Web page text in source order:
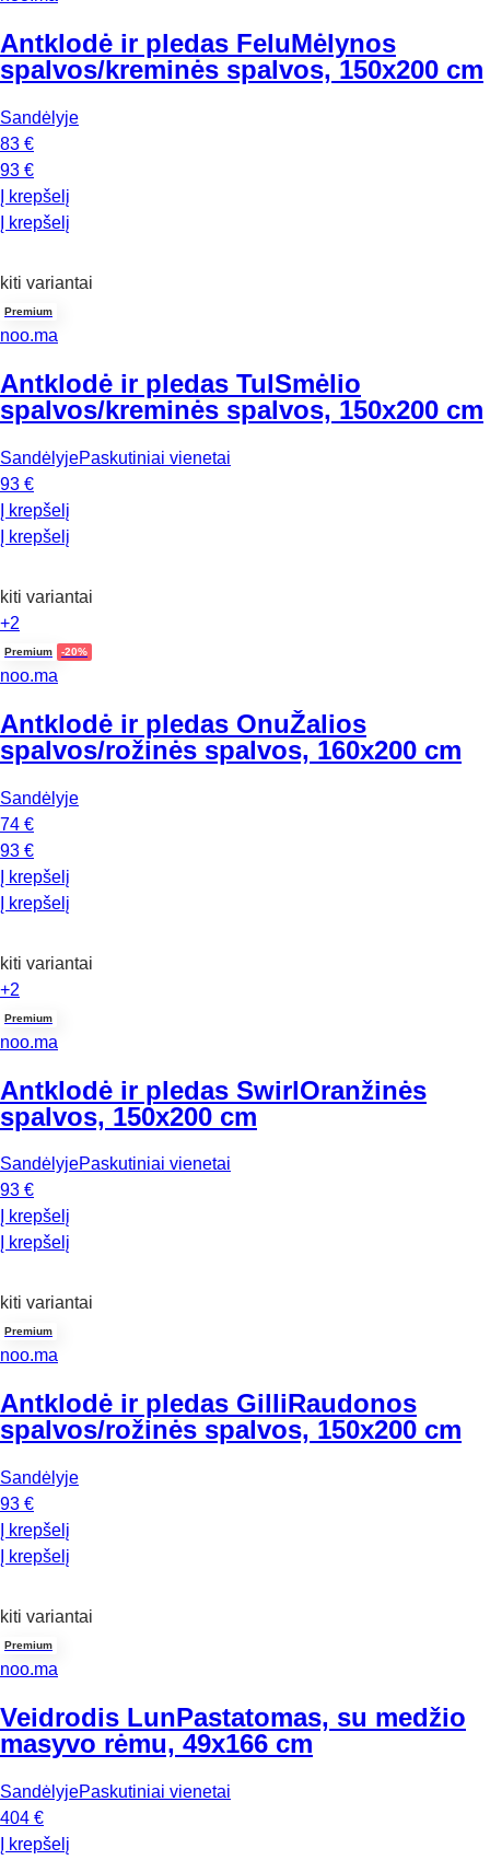
Antklodė ir pledas FeluMėlynos
spalvos/kreminės spalvos, 150x200 cm
Sandėlyje
83 €
93 €
Į krepšelį
Į krepšelį
kiti variantai
Premium
noo.ma
Antklodė ir pledas TulSmėlio
spalvos/kreminės spalvos, 150x200 cm
SandėlyjePaskutiniai vienetai
93 €
Į krepšelį
Į krepšelį
kiti variantai
+2
Premium -20%
noo.ma
Antklodė ir pledas OnuŽalios
spalvos/rožinės spalvos, 160x200 cm
Sandėlyje
74 €
93 €
Į krepšelį
Į krepšelį
kiti variantai
+2
Premium
noo.ma
Antklodė ir pledas SwirlOranžinės
spalvos, 150x200 cm
SandėlyjePaskutiniai vienetai
93 €
Į krepšelį
Į krepšelį
kiti variantai
Premium
noo.ma
Antklodė ir pledas GilliRaudonos
spalvos/rožinės spalvos, 150x200 cm
Sandėlyje
93 €
Į krepšelį
Į krepšelį
kiti variantai
Premium
noo.ma
Veidrodis LunPastatomas, su medžio
masyvo rėmu, 49x166 cm
SandėlyjePaskutiniai vienetai
404 €
Į krepšelį